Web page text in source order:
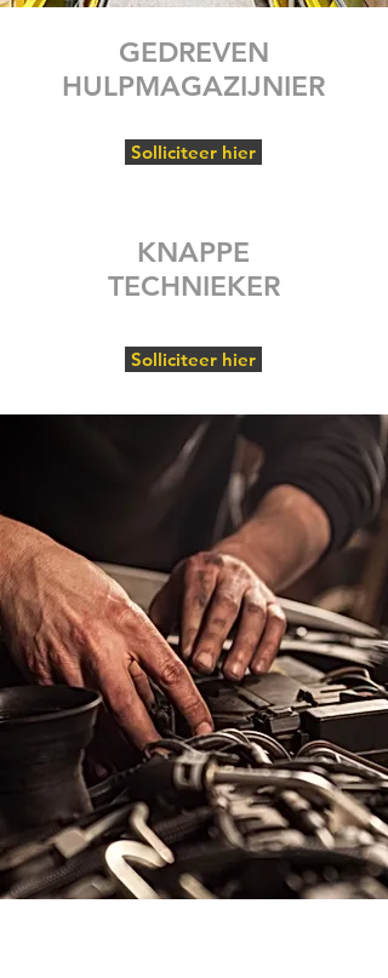
GEDREVEN
HULPMAGAZIJNIER
Solliciteer hier
KNAPPE
TECHNIEKER
Solliciteer hier